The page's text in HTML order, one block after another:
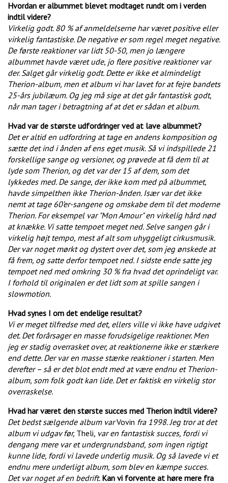
Hvordan er albummet blevet modtaget rundt om i verden
indtil videre?
Virkelig godt. 80 % af anmeldelserne har været positive eller
virkelig fantastiske. De negative er som regel meget negative.
De første reaktioner var lidt 50-50, men jo længere
albummet havde været ude, jo flere positive reaktioner var
der. Salget går virkelig godt. Dette er ikke et almindeligt
Therion-album, men et album vi har lavet for at fejre bandets
25-års jubilæum. Og jeg må sige at det går fantastisk godt,
når man tager i betragtning af at det er sådan et album.
Hvad var de største udfordringer ved at lave albummet?
Det er altid en udfordring at tage en andens komposition og
sætte det ind i ånden af ens eget musik. Så vi indspillede 21
forskellige sange og versioner, og prøvede at få dem til at
lyde som Therion, og det var der 15 af dem, som det
lykkedes med. De sange, der ikke kom med på albummet,
havde simpelthen ikke Therion-ånden. Især var det ikke
nemt at tage 60’er-sangene og omskabe dem til det moderne
Therion. For eksempel var "Mon Amour" en virkelig hård nød
at knække. Vi satte tempoet meget ned. Selve sangen går i
virkelig højt tempo, mest af alt som uhyggeligt cirkusmusik.
Der var noget mørkt og dystert over det, som jeg ønskede at
få frem, og satte derfor tempoet ned. I sidste ende satte jeg
tempoet ned med omkring 30 % fra hvad det oprindeligt var.
I forhold til originalen er det lidt som at spille sangen i
slowmotion.
Hvad synes I om det endelige resultat?
Vi er meget tilfredse med det, ellers ville vi ikke have udgivet
det. Det forårsager en masse forudsigelige reaktioner. Men
jeg er stadig overrasket over, at reaktionerne ikke er stærkere
end dette. Der var en masse stærke reaktioner i starten. Men
derefter – så er det blot endt med at være endnu et Therion-
album, som folk godt kan lide. Det er faktisk en virkelig stor
overraskelse.
Hvad har været den største succes med Therion indtil videre?
Det bedst sælgende album varVovin fra 1998. Jeg tror at det
album vi udgav før, Theli, var en fantastisk succes, fordi vi
dengang mere var et undergrundsband, som ingen rigtigt
kunne lide, fordi vi lavede underlig musik. Og så lavede vi et
endnu mere underligt album, som blev en kæmpe succes.
Det var noget af en bedrift. Kan vi forvente at høre mere fra